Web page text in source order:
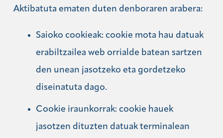
Aktibatuta ematen duten denboraren arabera:
Saioko cookieak: cookie mota hau datuak
erabiltzailea web orrialde batean sartzen
den unean jasotzeko eta gordetzeko
diseinatuta dago.
Cookie iraunkorrak: cookie hauek
jasotzen dituzten datuak terminalean